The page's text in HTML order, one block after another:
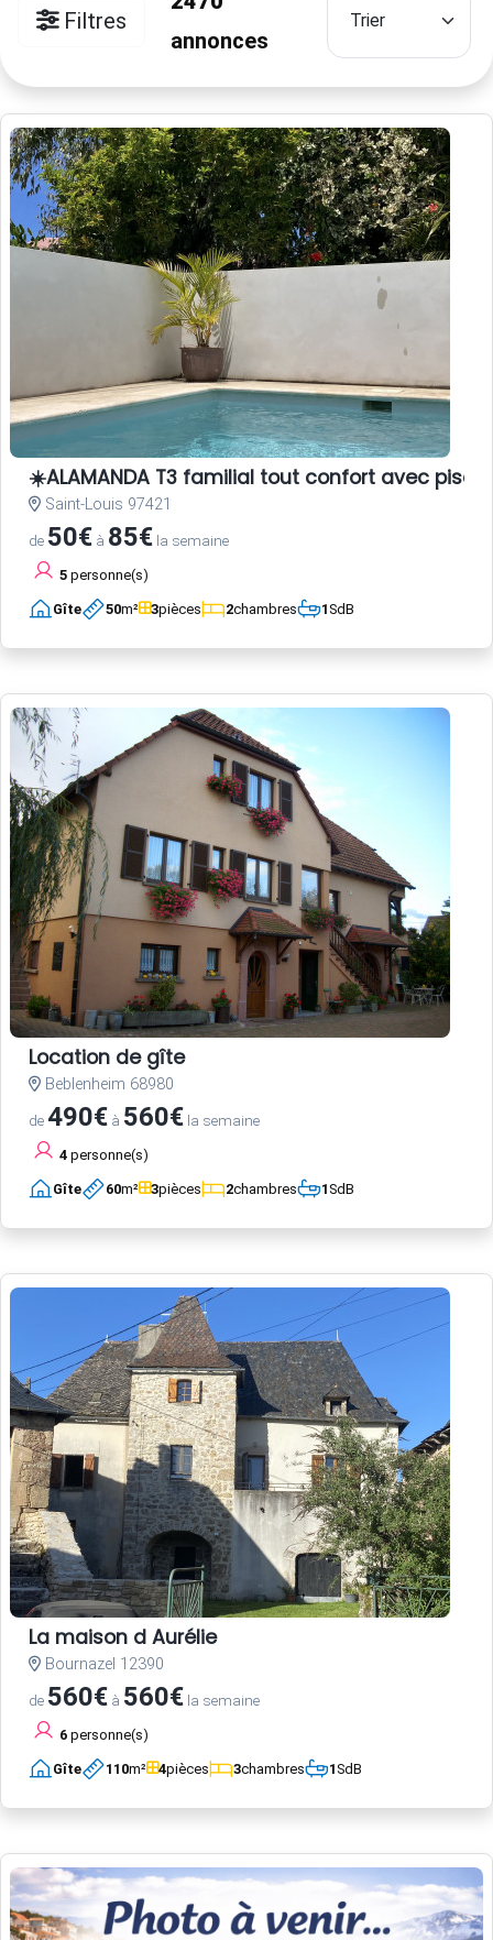
Filtres
annonces
☀️ALAMANDA T3 familial tout confort avec
Saint-Louis 97421
de 50€ à 85€ la semaine
5 personne(s)
Gîte 50m² 3pièces 2chambres 1SdB
Location de gîte
Beblenheim 68980
de490€ à 560€ la semaine
4 personne(s)
Gîte 60m² 3pièces 2chambres 1SdB
La maison d Aurélie
Bournazel 12390
de 560€ à 560€ la semaine
6 personne(s)
Gîte 110m² 4pièces 3chambres 1SdB